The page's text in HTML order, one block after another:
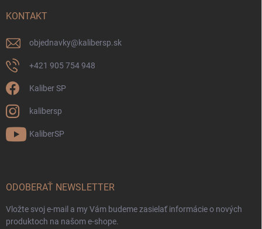
KONTAKT
objednavky@kalibersp.sk
+421 905 754 948
Kaliber SP
kalibersp
KaliberSP
ODOBERAŤ NEWSLETTER
Vložte svoj e-mail a my Vám budeme zasielať informácie o nových
produktoch na našom e-shope.